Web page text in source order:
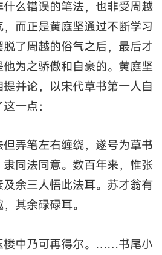
么错误的笔法，也非受周越
而正是黄庭坚通过不断学习
了周越的俗气之后，最后才
为之骄傲和自豪的。黄庭坚
并论，以宋代草书第一人自
一点：
弄笔左右缠绕，遂号为草书
同法同意。数百年来，惟张
余三人悟此法耳。苏才翁有
其余碌碌耳。
楼中乃可再得尔。……书尾小